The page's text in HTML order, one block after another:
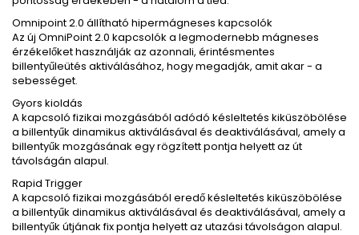
Omnipoint 2.0 állítható hipermágneses kapcsolók
Az új OmniPoint 2.0 kapcsolók a legmodernebb mágneses
érzékelőket használják az azonnali, érintésmentes
billentyűleütés aktiválásához, hogy megadják, amit akar - a
sebességet.
Gyors kioldás
A kapcsoló fizikai mozgásából adódó késleltetés kiküszöbölése
a billentyűk dinamikus aktiválásával és deaktiválásával, amely a
billentyűk mozgásának egy rögzített pontja helyett az út
távolságán alapul.
Rapid Trigger
A kapcsoló fizikai mozgásából eredő késleltetés kiküszöbölése
a billentyűk dinamikus aktiválásával és deaktiválásával, amely a
billentyűk útjának fix pontja helyett az utazási távolságon alapul.